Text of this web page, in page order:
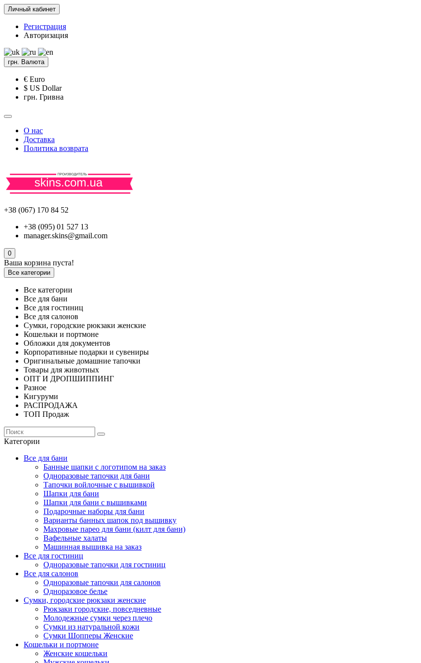
Личный кабинет
Регистрация
Авторизация
грн. Валюта
€ Euro
$ US Dollar
грн. Гривна
О нас
Доставка
Политика возврата
+38 (067) 170 84 52
+38 (095) 01 527 13
manager.skins@gmail.com
0
Ваша корзина пуста!
Все категории
Все категории
Все для бани
Все для гостиниц
Все для салонов
Сумки, городские рюкзаки женские
Кошельки и портмоне
Обложки для документов
Корпоративные подарки и сувениры
Оригинальные домашние тапочки
Товары для животных
ОПТ И ДРОПШИППИНГ
Разное
Кигуруми
РАСПРОДАЖА
ТОП Продаж
Категории
Все для бани
Банные шапки с логотипом на заказ
Одноразовые тапочки для бани
Тапочки войлочные с вышивкой
Шапки для бани
Шапки для бани с вышивками
Подарочные наборы для бани
Варианты банных шапок под вышивку
Махровые парео для бани (килт для бани)
Вафельные халаты
Машинная вышивка на заказ
Все для гостиниц
Одноразовые тапочки для гостиниц
Все для салонов
Одноразовые тапочки для салонов
Одноразовое белье
Сумки, городские рюкзаки женские
Рюкзаки городские, повседневные
Молодежные сумки через плечо
Сумки из натуральной кожи
Сумки Шопперы Женские
Кошельки и портмоне
Женские кошельки